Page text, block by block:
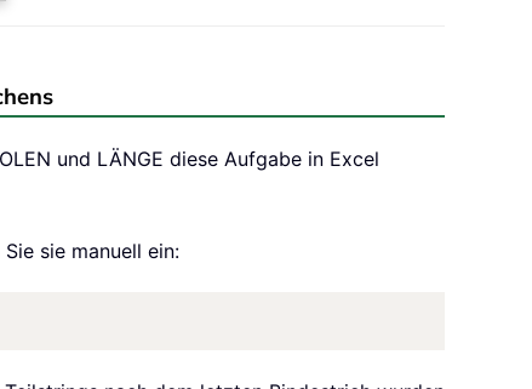
und LÄNGE diese Aufgabe in Excel
sie manuell ein: